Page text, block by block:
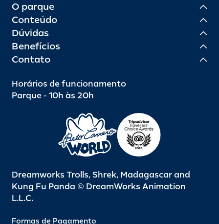
O parque
Conteúdo
Dúvidas
Benefícios
Contato
Horários de funcionamento
Parque - 10h às 20h
Dreamworks Trolls, Shrek, Madagascar and
Kung Fu Panda © DreamWorks Animation
L.L.C.
Formas de Pagamento